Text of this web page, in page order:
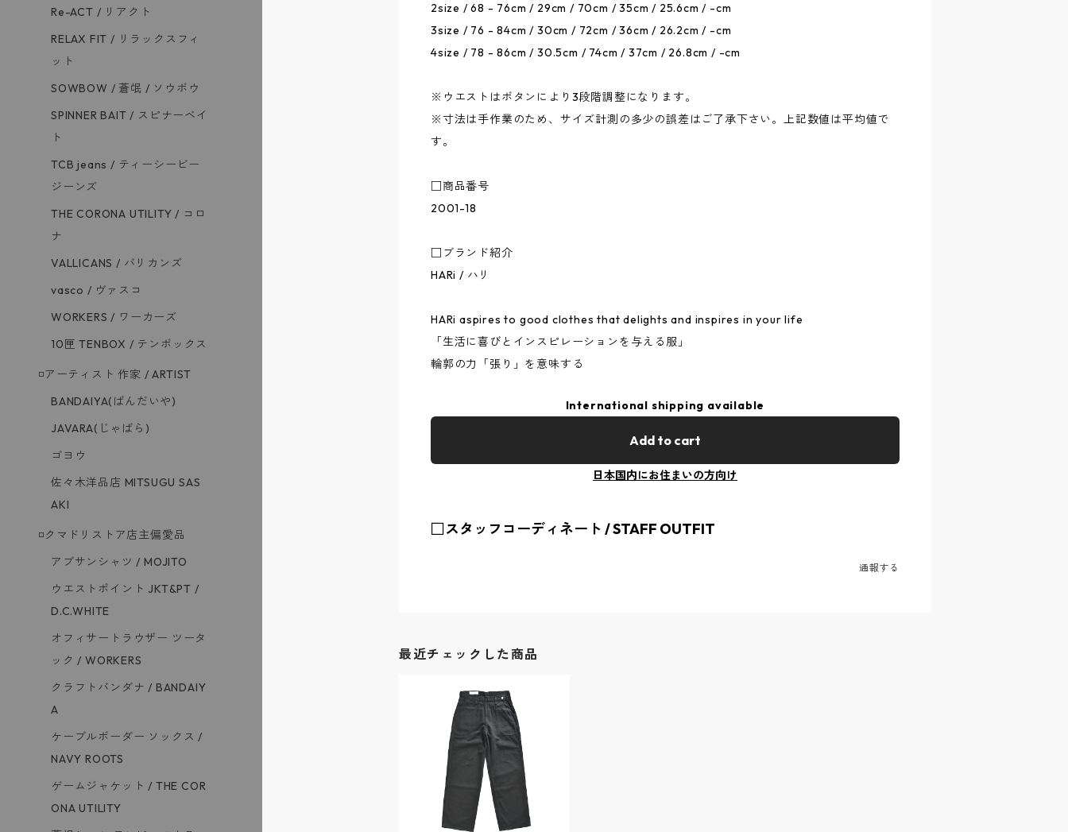
2size / 68 - 76cm / 29cm / 70cm / 35cm / 25.6cm / -cm
3size / 76 - 84cm / 30cm / 72cm / 36cm / 26.2cm / -cm
4size / 78 - 86cm / 30.5cm / 74cm / 37cm / 26.8cm / -cm
※ウエストはボタンにより3段階調整になります。
※寸法は手作業のため、サイズ計測の多少の誤差はご了承下さい。上記数値は平均値で
す。
□商品番号
2001-18
□ブランド紹介
HARi / ハリ
HARi aspires to good clothes that delights and inspires in your life
「生活に喜びとインスピレーションを与える服」
輪郭の力「張り」を意味する
International shipping available
Add to cart
日本国内にお住まいの方向け
□スタッフコーディネート / STAFF OUTFIT
通報する
最近チェックした商品
Re-ACT / リアクト
RELAX FIT / リラックスフィ
ット
SOWBOW / 蒼氓 / ソウボウ
SPINNER BAIT / スピナーベイ
ト
TCB jeans / ティーシービー
ジーンズ
THE CORONA UTILITY / コロ
ナ
VALLICANS / バリカンズ
vasco / ヴァスコ
WORKERS / ワーカーズ
10匣 TENBOX / テンボックス
◽️アーティスト 作家 / ARTIST
BANDAIYA(ばんだいや)
JAVARA(じゃばら)
ゴヨウ
佐々木洋品店 MITSUGU SAS
AKI
◽️クマドリストア店主偏愛品
アブサンシャツ / MOJITO
ウエストポイント JKT&PT /
D.C.WHITE
オフィサートラウザー ツータ
ック / WORKERS
クラフトバンダナ / BANDAIY
A
ケーブルボーダー ソックス /
NAVY ROOTS
ゲームジャケット / THE COR
ONA UTILITY